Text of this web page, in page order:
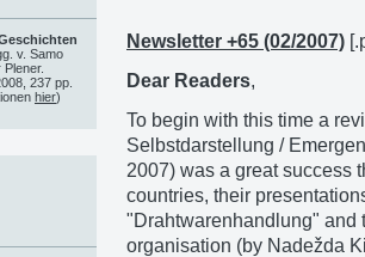
Newsletter +65 (02/2007)
Dear Readers,
To begin with this time a
Selbstdarstellung /
2007) was a great success
countries, their
"Drahtwarenhandlung" and
organisation (by Nadežda
v. Samo
237 pp.
hier)